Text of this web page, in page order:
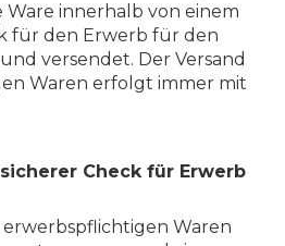
innerhalb von einem
für den Erwerb für den
versendet. Der Versand
Waren erfolgt immer mit
Check für Erwerb
Waren